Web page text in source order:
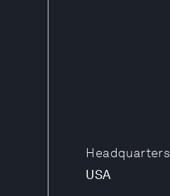
Headquarters
USA